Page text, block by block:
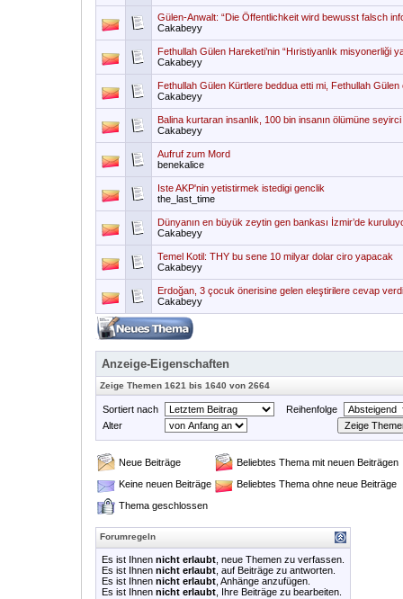
Gülen-Anwalt: “Die Öffentlichkeit wird bewusst falsch
Cakabeyy
Fethullah Gülen Hareketi’nin “Hıristiyanlık misyonerliği
Cakabeyy
Fethullah Gülen Kürtlere beddua etti mi, Fethullah
Cakabeyy
Balina kurtaran insanlık, 100 bin insanın ölümüne seyirci
Cakabeyy
Aufruf zum Mord
benekalice
Iste AKP'nin yetistirmek istedigi genclik
the_last_time
Dünyanın en büyük zeytin gen bankası İzmir’de
Cakabeyy
Temel Kotil: THY bu sene 10 milyar dolar ciro yapacak
Cakabeyy
Erdoğan, 3 çocuk önerisine gelen eleştirilere cevap verdi
Cakabeyy
Anzeige-Eigenschaften
Zeige Themen 1621 bis 1640 von 2664
Sortiert nach
Reihenfolge
Alter
Neue Beiträge
Beliebtes Thema mit neuen Beiträgen
Keine neuen Beiträge
Beliebtes Thema ohne neue Beiträge
Thema geschlossen
Forumregeln
Es ist Ihnen nicht erlaubt , neue Themen zu verfassen.
Es ist Ihnen nicht erlaubt , auf Beiträge zu antworten.
Es ist Ihnen nicht erlaubt , Anhänge anzufügen.
Es ist Ihnen nicht erlaubt , Ihre Beiträge zu bearbeiten.